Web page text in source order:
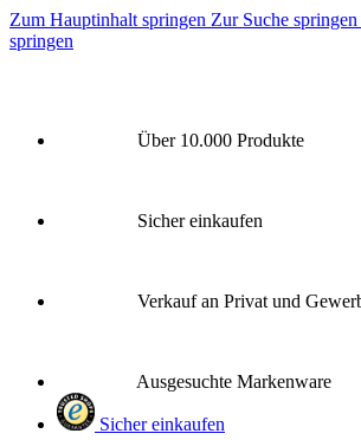
Zum Hauptinhalt springen Zur Suche springen
springen
Über 10.000 Produkte
Sicher einkaufen
Verkauf an Privat und
Ausgesuchte Markenware
Sicher einkaufen